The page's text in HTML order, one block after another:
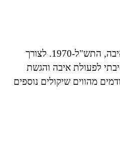
הפעימה השלישית מיועדת לנפגעים המוכרים לפי חוק התגמולים לנפגעי פעולות איבה, התש"ל-1970. לצורך
לפעולת איבה והגשת
מהווים שיקולים נוספים